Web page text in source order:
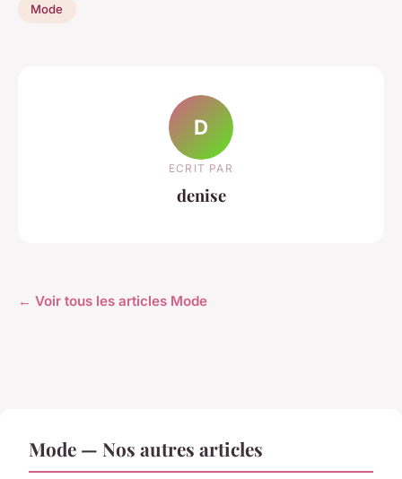
Mode
D
ECRIT PAR
denise
← Voir tous les articles Mode
Mode — Nos autres articles